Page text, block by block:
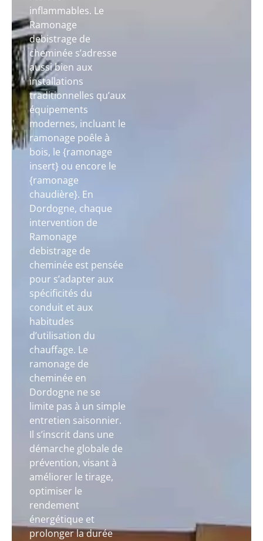
inflammables. Le
Ramonage
debistrage de
cheminée s’adresse
aussi bien aux
installations
traditionnelles qu’aux
équipements
modernes, incluant le
ramonage poêle à
bois, le {ramonage
insert} ou encore le
{ramonage
chaudière}. En
Dordogne, chaque
intervention de
Ramonage
debistrage de
cheminée est pensée
pour s’adapter aux
spécificités du
conduit et aux
habitudes
d’utilisation du
chauffage. Le
ramonage de
cheminée en
Dordogne ne se
limite pas à un simple
entretien saisonnier.
Il s’inscrit dans une
démarche globale de
prévention, visant à
améliorer le tirage,
optimiser le
rendement
énergétique et
prolonger la durée